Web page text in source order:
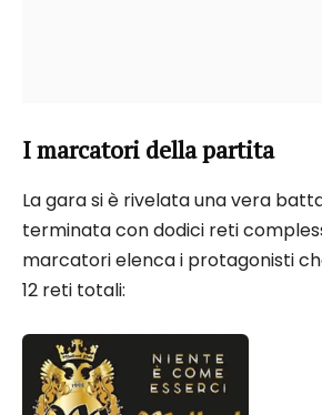
I marcatori della partita
La gara si è rivelata una vera
terminata con dodici reti
marcatori elenca i protagonisti
12 reti totali: